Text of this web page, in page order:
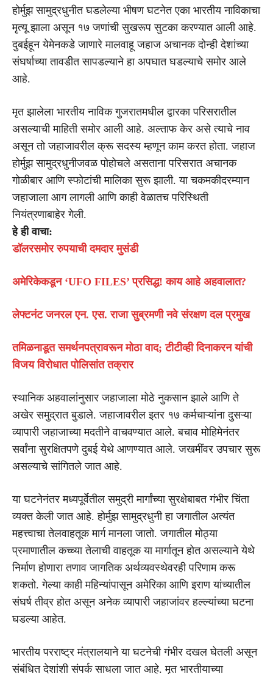
होर्मुझ सामुद्रधुनीत घडलेल्या भीषण घटनेत एका भारतीय नाविकाचा
मृत्यू झाला असून १७ जणांची सुखरूप सुटका करण्यात आली आहे.
दुबईहून येमेनकडे जाणारे मालवाहू जहाज अचानक दोन्ही देशांच्या
संघर्षाच्या तावडीत सापडल्याने हा अपघात घडल्याचे समोर आले
आहे.
मृत झालेला भारतीय नाविक गुजरातमधील द्वारका परिसरातील
असल्याची माहिती समोर आली आहे. अल्ताफ केर असे त्याचे नाव
असून तो जहाजावरील क्रू सदस्य म्हणून काम करत होता. जहाज
होर्मुझ सामुद्रधुनीजवळ पोहोचले असताना परिसरात अचानक
गोळीबार आणि स्फोटांची मालिका सुरू झाली. या चकमकीदरम्यान
जहाजाला आग लागली आणि काही वेळातच परिस्थिती
नियंत्रणाबाहेर गेली.
हे ही वाचा:
डॉलरसमोर रुपयाची दमदार मुसंडी
अमेरिकेकडून ‘UFO FILES’ प्रसिद्ध! काय आहे अहवालात?
लेफ्टनंट जनरल एन. एस. राजा सुब्रमणी नवे संरक्षण दल प्रमुख
तमिळनाडूत समर्थनपत्रावरून मोठा वाद; टीटीव्ही दिनाकरन यांची
विजय विरोधात पोलिसांत तक्रार
स्थानिक अहवालांनुसार जहाजाला मोठे नुकसान झाले आणि ते
अखेर समुद्रात बुडाले. जहाजावरील इतर १७ कर्मचाऱ्यांना दुसऱ्या
व्यापारी जहाजाच्या मदतीने वाचवण्यात आले. बचाव मोहिमेनंतर
सर्वांना सुरक्षितपणे दुबई येथे आणण्यात आले. जखमींवर उपचार सुरू
असल्याचे सांगितले जात आहे.
या घटनेनंतर मध्यपूर्वेतील समुद्री मार्गांच्या सुरक्षेबाबत गंभीर चिंता
व्यक्त केली जात आहे. होर्मुझ सामुद्रधुनी हा जगातील अत्यंत
महत्त्वाचा तेलवाहतूक मार्ग मानला जातो. जगातील मोठ्या
प्रमाणातील कच्च्या तेलाची वाहतूक या मार्गातून होत असल्याने येथे
निर्माण होणारा तणाव जागतिक अर्थव्यवस्थेवरही परिणाम करू
शकतो. गेल्या काही महिन्यांपासून अमेरिका आणि इराण यांच्यातील
संघर्ष तीव्र होत असून अनेक व्यापारी जहाजांवर हल्ल्यांच्या घटना
घडल्या आहेत.
भारतीय परराष्ट्र मंत्रालयाने या घटनेची गंभीर दखल घेतली असून
संबंधित देशांशी संपर्क साधला जात आहे. मृत भारतीयाच्या